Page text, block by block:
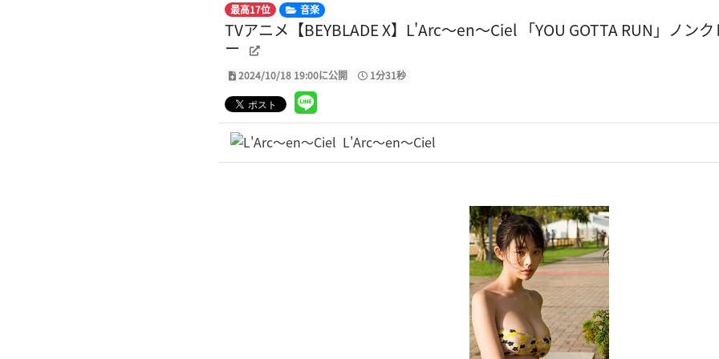
最高17位 音楽
TVアニメ【BEYBLADE X】L'Arc〜en〜Ciel 「YOU GOTTA RUN」ノン
ー
2024/10/18 19:00に公開 1分31秒
L'Arc〜en〜Ciel